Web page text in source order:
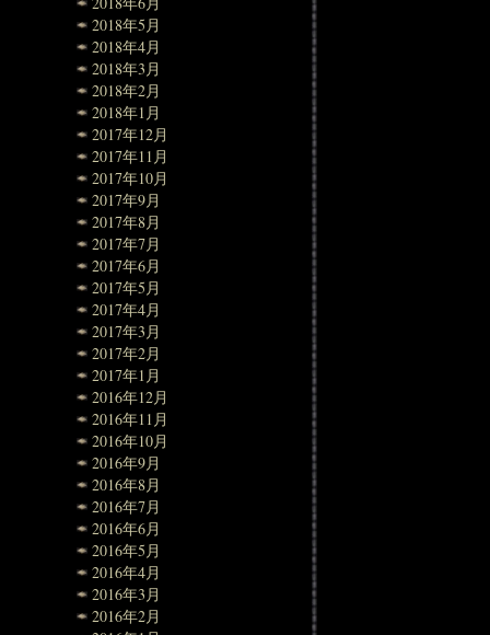
2018年5月
2018年4月
2018年3月
2018年2月
2018年1月
2017年12月
2017年11月
2017年10月
2017年9月
2017年8月
2017年7月
2017年6月
2017年5月
2017年4月
2017年3月
2017年2月
2017年1月
2016年12月
2016年11月
2016年10月
2016年9月
2016年8月
2016年7月
2016年6月
2016年5月
2016年4月
2016年3月
2016年2月